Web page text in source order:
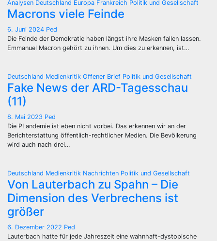
Analysen Deutschland Europa Frankreich Politik und Gesellschaft
Macrons viele Feinde
6. Juni 2024 Ped
Die Feinde der Demokratie haben längst ihre Masken fallen lassen.
Emmanuel Macron gehört zu ihnen. Um dies zu erkennen, ist…
Deutschland Medienkritik Offener Brief Politik und Gesellschaft
Fake News der ARD-Tagesschau
(11)
8. Mai 2023 Ped
Die PLandemie ist eben nicht vorbei. Das erkennen wir an der
Berichterstattung öffentlich-rechtlicher Medien. Die Bevölkerung
wird auch nach drei…
Deutschland Medienkritik Nachrichten Politik und Gesellschaft
Von Lauterbach zu Spahn – Die
Dimension des Verbrechens ist
größer
6. Dezember 2022 Ped
Lauterbach hatte für jede Jahreszeit eine wahnhaft-dystopische